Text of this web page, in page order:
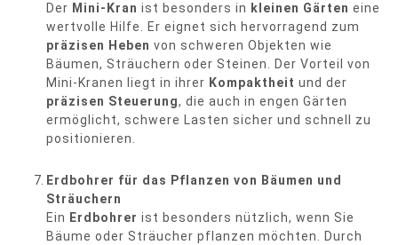
Der Mini-Kran ist besonders in kleinen Gärten eine
wertvolle Hilfe. Er eignet sich hervorragend zum
präzisen Heben von schweren Objekten wie
Bäumen, Sträuchern oder Steinen. Der Vorteil von
Mini-Kranen liegt in ihrer Kompaktheit und der
präzisen Steuerung, die auch in engen Gärten
ermöglicht, schwere Lasten sicher und schnell zu
positionieren.
Erdbohrer für das Pflanzen von Bäumen und
Sträuchern
Ein Erdbohrer ist besonders nützlich, wenn Sie
Bäume oder Sträucher pflanzen möchten. Durch